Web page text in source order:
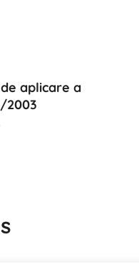
aplicare a
2003